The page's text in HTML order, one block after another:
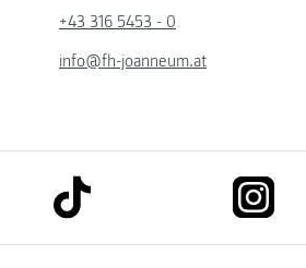
+43 316 5453 - 0
info@fh-joanneum.at
link to tiktok